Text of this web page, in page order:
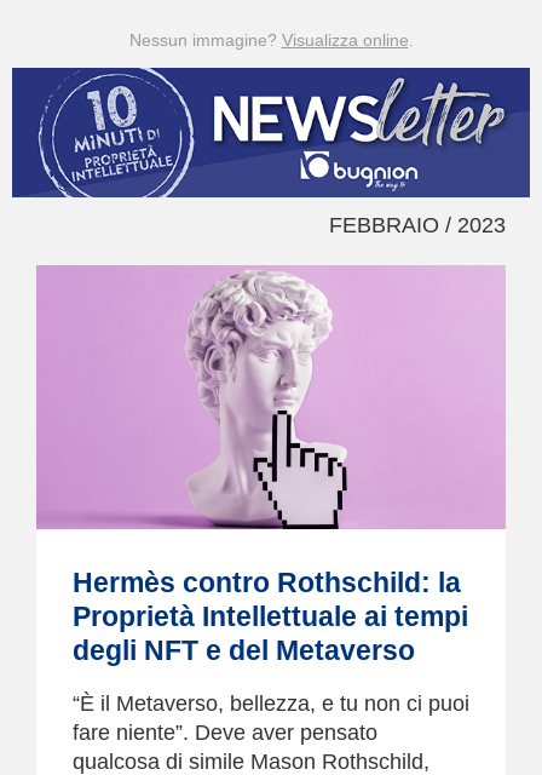
Nessun immagine? Visualizza online
FEBBRAIO / 2023
Hermès contro Rothschild: la
Proprietà Intellettuale ai tempi
degli NFT e del Metaverso
“È il Metaverso, bellezza, e tu non ci puoi
fare niente”. Deve aver pensato
qualcosa di simile Mason Rothschild,